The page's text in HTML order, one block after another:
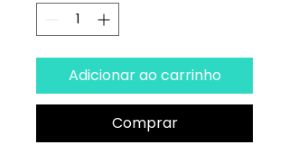
Adicionar ao carrinho
Comprar